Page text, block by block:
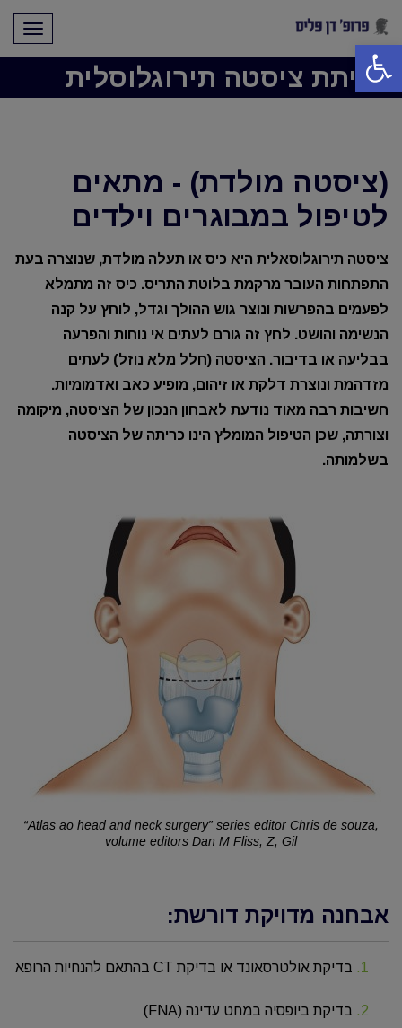
פתח סרגל נגישות
כריתת ציסטה תירוגלוסלית
(ציסטה מולדת) - מתאים
לטיפול במבוגרים וילדים
ציסטה תירוגלוסאלית היא כיס או תעלה מולדת, שנוצרה בעת
התפתחות העובר מרקמת בלוטת התריס. כיס זה מתמלא
לפעמים בהפרשות ונוצר גוש ההולך וגדל, לוחץ על קנה
הנשימה והושט. לחץ זה גורם לעתים אי נוחות והפרעה
בבליעה או בדיבור. הציסטה (חלל מלא נוזל) לעתים
מזדהמת ונוצרת דלקת או זיהום, מופיע כאב ואדמומיות.
חשיבות רבה מאוד נודעת לאבחון הנכון של הציסטה, מיקומה
וצורתה, שכן הטיפול המומלץ הינו כריתה של הציסטה
בשלמותה.
“Atlas ao head and neck surgery” series editor Chris de souza,
volume editors Dan M Fliss, Z, Gil
אבחנה מדויקת דורשת:
בדיקת אולטרסאונד או בדיקת CT בהתאם להנחיות הרופא
בדיקת ביופסיה במחט עדינה (FNA)